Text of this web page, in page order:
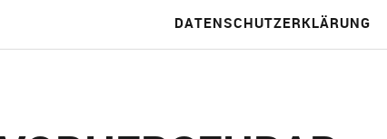
DATENSCHUTZERKLÄRUNG